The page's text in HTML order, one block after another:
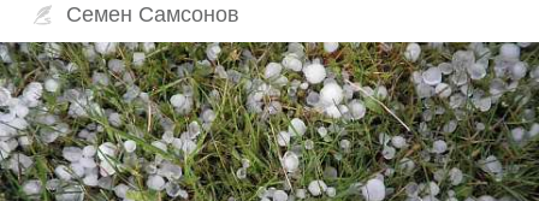
Семен Самсонов